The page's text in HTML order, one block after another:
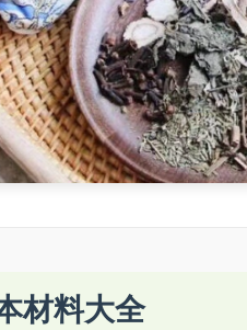
材料大全